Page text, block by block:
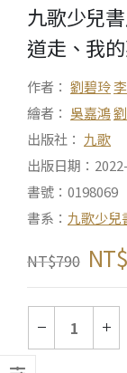
九歌少兒
道走、我
作者： 劉碧玲
繪者： 吳嘉鴻
出版社： 九歌
出版日期：
書號：0198069
書系： 九歌少兒
NT$790 NT$